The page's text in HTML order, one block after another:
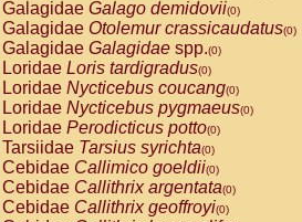
Galagidae Galago demidovii(0)
Galagidae Otolemur crassicaudatus(0)
Galagidae Galagidae spp.(0)
Loridae Loris tardigradus(0)
Loridae Nycticebus coucang(0)
Loridae Nycticebus pygmaeus(0)
Loridae Perodicticus potto(0)
Tarsiidae Tarsius syrichta(0)
Cebidae Callimico goeldii(0)
Cebidae Callithrix argentata(0)
Cebidae Callithrix geoffroyi(0)